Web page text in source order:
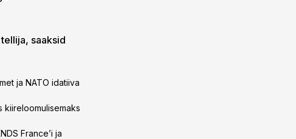
saaksid
ja NATO idatiiva
kiireloomulisemaks
France’i ja